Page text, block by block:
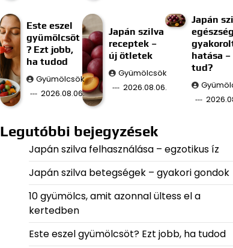
Este eszel
gyümölcsöt
? Ezt jobb,
ha tudod
Gyümölcsök
2026.08.06.
Japán szilva
receptek –
új ötletek
Gyümölcsök
2026.08.06.
Japán
hatása
tud?
Legutóbbi bejegyzések
Japán szilva felhasználása – egzotikus íz
Japán szilva betegségek – gyakori gondok
10 gyümölcs, amit azonnal ültess el a
kertedben
Este eszel gyümölcsöt? Ezt jobb, ha tudod